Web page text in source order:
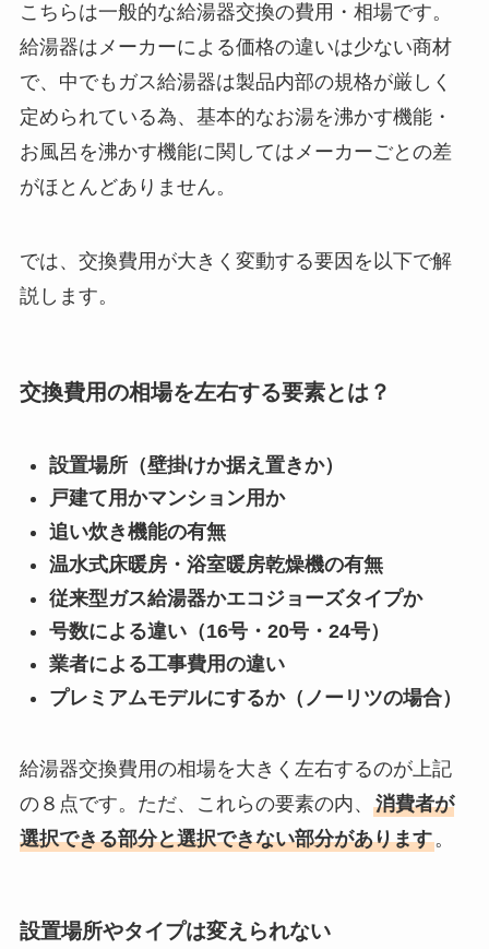
こちらは一般的な給湯器交換の費用・相場です。
給湯器はメーカーによる価格の違いは少ない商材
で、中でもガス給湯器は製品内部の規格が厳しく
定められている為、基本的なお湯を沸かす機能・
お風呂を沸かす機能に関してはメーカーごとの差
がほとんどありません。
では、交換費用が大きく変動する要因を以下で解
説します。
交換費用の相場を左右する要素とは？
設置場所（壁掛けか据え置きか）
戸建て用かマンション用か
追い炊き機能の有無
温水式床暖房・浴室暖房乾燥機の有無
従来型ガス給湯器かエコジョーズタイプか
号数による違い（16号・20号・24号）
業者による工事費用の違い
プレミアムモデルにするか（ノーリツの場合）
給湯器交換費用の相場を大きく左右するのが上記
の８点です。ただ、これらの要素の内、 消費者が
選択できる部分と選択できない部分があります。
設置場所やタイプは変えられない